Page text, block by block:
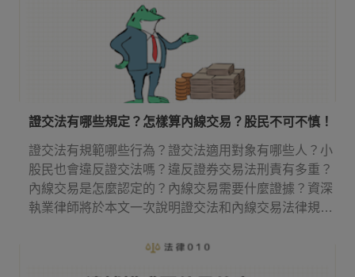
證交法有哪些規定？怎樣算內線交易？股民不可不慎！
證交法有規範哪些行為？證交法適用對象有哪些人？小
股民也會違反證交法嗎？違反證券交易法刑責有多重？
內線交易是怎麼認定的？內線交易需要什麼證據？資深
執業律師將於本文一次說明證交法和內線交易法律規